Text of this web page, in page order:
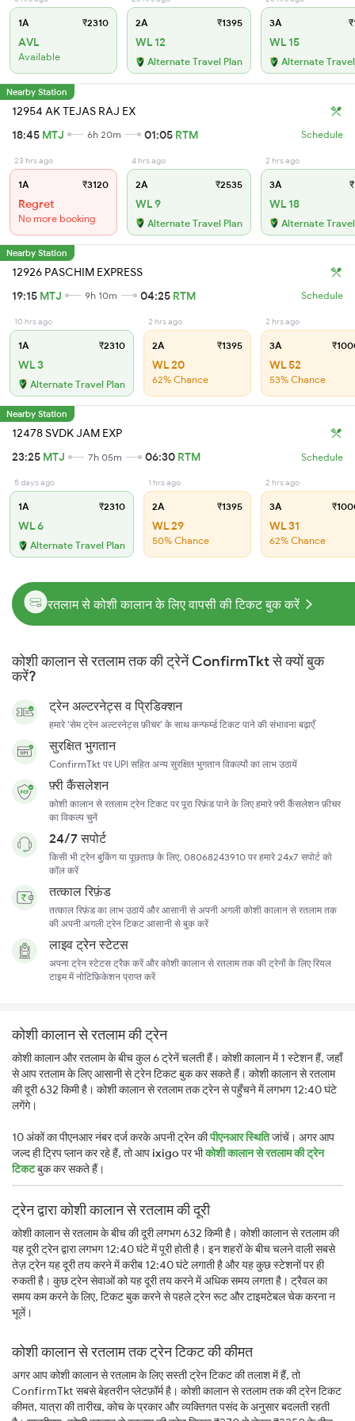
1A ₹2310
AVL
Available
2A ₹1395
WL 12
Alternate Travel Plan
3A
WL 15
Alternate
Nearby Station
12954 AK TEJAS RAJ EX
18:45 MTJ 6h 20m 01:05 RTM Schedule
23 hrs ago
1A ₹3120
Regret
No more booking
4 hrs ago
2A ₹2535
WL 9
Alternate Travel Plan
2 hrs ago
3A
WL 18
Alternate
Nearby Station
12926 PASCHIM EXPRESS
19:15 MTJ 9h 10m 04:25 RTM Schedule
10 hrs ago
1A ₹2310
WL 3
Alternate Travel Plan
2 hrs ago
2A ₹1395
WL 20
62% Chance
2 hrs ago
3A
WL 52
53% Chance
Nearby Station
12478 SVDK JAM EXP
23:25 MTJ 7h 05m 06:30 RTM Schedule
5 days ago
1A ₹2310
WL 6
Alternate Travel Plan
1 hrs ago
2A ₹1395
WL 29
50% Chance
2 hrs ago
3A
WL 31
62% Chance
रतलाम से कोशी कालान के लिए वापसी की टिकट बुक करें
कोशी कालान से रतलाम तक की ट्रेनें ConfirmTkt से क्यों बुक
करें?
ट्रेन अल्टरनेट्स व प्रिडिक्शन
हमारे 'सेम ट्रेन अल्टरनेट्स फ़ीचर' के साथ कन्फर्म्ड टिकट पाने की संभावना बढ़ाएँ
सुरक्षित भुगतान
ConfirmTkt पर UPI सहित अन्य सुरक्षित भुगतान विकल्पों का लाभ उठायें
फ़्री कैंसलेशन
कोशी कालान से रतलाम ट्रेन टिकट पर पूरा रिफ़ंड पाने के लिए हमारे फ़्री कैंसलेशन फ़ीचर
का विकल्प चुनें
24/7 सपोर्ट
किसी भी ट्रेन बुकिंग या पूछताछ के लिए, 08068243910 पर हमारे 24x7 सपोर्ट को
कॉल करें
तत्काल रिफ़ंड
तत्काल रिफ़ंड का लाभ उठायें और आसानी से अपनी अगली कोशी कालान से रतलाम तक
की अपनी अगली ट्रेन टिकट आसानी से बुक करें
लाइव ट्रेन स्टेटस
अपना ट्रेन स्टेटस ट्रैक करें और कोशी कालान से रतलाम तक की ट्रेनों के लिए रियल
टाइम में नोटिफ़िकेशन प्राप्त करें
कोशी कालान से रतलाम की ट्रेन
कोशी कालान और रतलाम के बीच कुल 6 ट्रेनें चलती हैं। कोशी कालान में 1 स्टेशन हैं, जहाँ
से आप रतलाम के लिए आसानी से ट्रेन टिकट बुक कर सकते हैं। कोशी कालान से रतलाम
की दूरी 632 किमी है। कोशी कालान से रतलाम तक ट्रेन से पहुँचने में लगभग 12:40 घंटे
लगेंगे।
10 अंकों का पीएनआर नंबर दर्ज करके अपनी ट्रेन कीपीएनआर स्थितिजांचें। अगर आप
जल्द ही ट्रिप प्लान कर रहे हैं, तो आपixigoपर भीकोशी कालान से रतलाम की ट्रेन
टिकटबुक कर सकते हैं।
ट्रेन द्वारा कोशी कालान से रतलाम की दूरी
कोशी कालान से रतलाम के बीच की दूरी लगभग 632 किमी है। कोशी कालान से रतलाम की
यह दूरी ट्रेन द्वारा लगभग 12:40 घंटे में पूरी होती है। इन शहरों के बीच चलने वाली सबसे
तेज़ ट्रेन यह दूरी तय करने में करीब 12:40 घंटे लगाती है और यह कुछ स्टेशनों पर ही
रुकती है। कुछ ट्रेन सेवाओं को यह दूरी तय करने में अधिक समय लगता है। ट्रैवल का
समय कम करने के लिए, टिकट बुक करने से पहले ट्रेन रूट और टाइमटेबल चेक करना न
भूलें।
कोशी कालान से रतलाम तक ट्रेन टिकट की कीमत
अगर आप कोशी कालान से रतलाम के लिए सस्ती ट्रेन टिकट की तलाश में हैं, तो
ConfirmTkt सबसे बेहतरीन प्लेटफ़ॉर्म है। कोशी कालान से रतलाम तक की ट्रेन टिकट
कीमत, यात्रा की तारीख, कोच के प्रकार और व्यक्तिगत पसंद के अनुसार बदलती रहती